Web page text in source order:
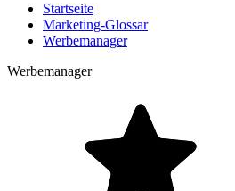
Startseite
Marketing-Glossar
Werbemanager
Werbemanager